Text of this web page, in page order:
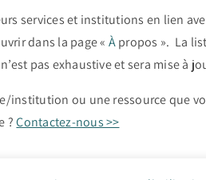
services et institutions en lien
dans la page « Àpropos ». La
pas exhaustive et sera mise à
institution ou une ressource que
?Contactez-nous >>